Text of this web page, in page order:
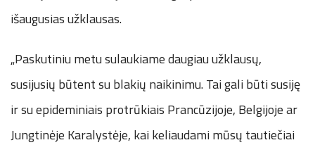
išaugusias užklausas.
„Paskutiniu metu sulaukiame daugiau užklausų,
susijusių būtent su blakių naikinimu. Tai gali būti susiję
ir su epideminiais protrūkiais Prancūzijoje, Belgijoje ar
Jungtinėje Karalystėje, kai keliaudami mūsų tautiečiai